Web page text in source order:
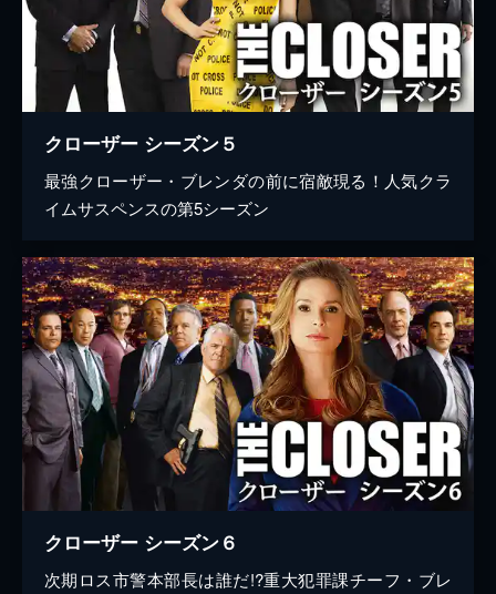
クローザー シーズン５
最強クローザー・ブレンダの前に宿敵現る！人気クラ
イムサスペンスの第5シーズン
クローザー シーズン６
次期ロス市警本部長は誰だ!?重大犯罪課チーフ・ブレ